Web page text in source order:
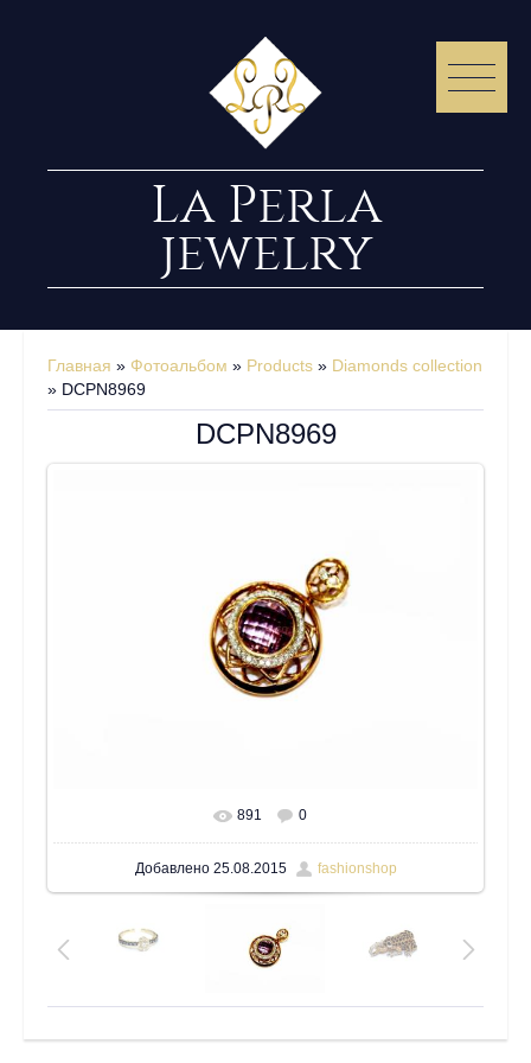
La Perla
jewelry
Главная » Фотоальбом » Products » Diamonds collection
» DCPN8969
DCPN8969
В реальном размере 1600x1200
891 0
Добавлено25.08.2015 fashionshop